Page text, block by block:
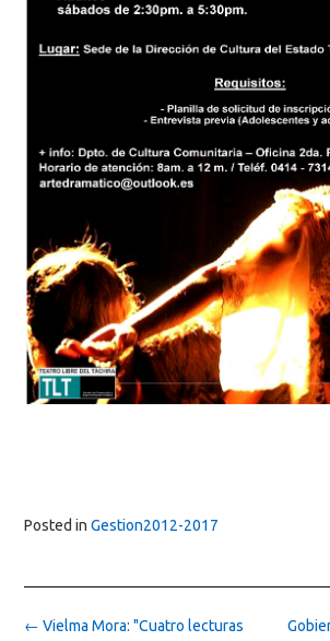
Posted in Gestion2012-2017
Post
← Vielma Mora: "Cuatro lecturas